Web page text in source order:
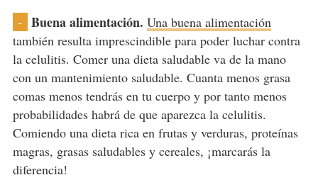
- Buena alimentación. Una buena alimentación
también resulta imprescindible para poder luchar contra
la celulitis. Comer una dieta saludable va de la mano
con un mantenimiento saludable. Cuanta menos grasa
comas menos tendrás en tu cuerpo y por tanto menos
probabilidades habrá de que aparezca la celulitis.
Comiendo una dieta rica en frutas y verduras, proteínas
magras, grasas saludables y cereales, ¡marcarás la
diferencia!